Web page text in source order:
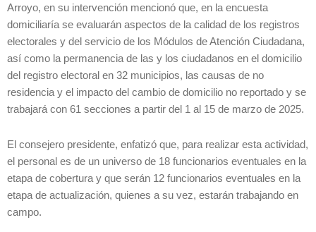
Arroyo, en su intervención mencionó que, en la encuesta
domiciliaría se evaluarán aspectos de la calidad de los registros
electorales y del servicio de los Módulos de Atención Ciudadana,
así como la permanencia de las y los ciudadanos en el domicilio
del registro electoral en 32 municipios, las causas de no
residencia y el impacto del cambio de domicilio no reportado y se
trabajará con 61 secciones a partir del 1 al 15 de marzo de 2025.
El consejero presidente, enfatizó que, para realizar esta actividad,
el personal es de un universo de 18 funcionarios eventuales en la
etapa de cobertura y que serán 12 funcionarios eventuales en la
etapa de actualización, quienes a su vez, estarán trabajando en
campo.